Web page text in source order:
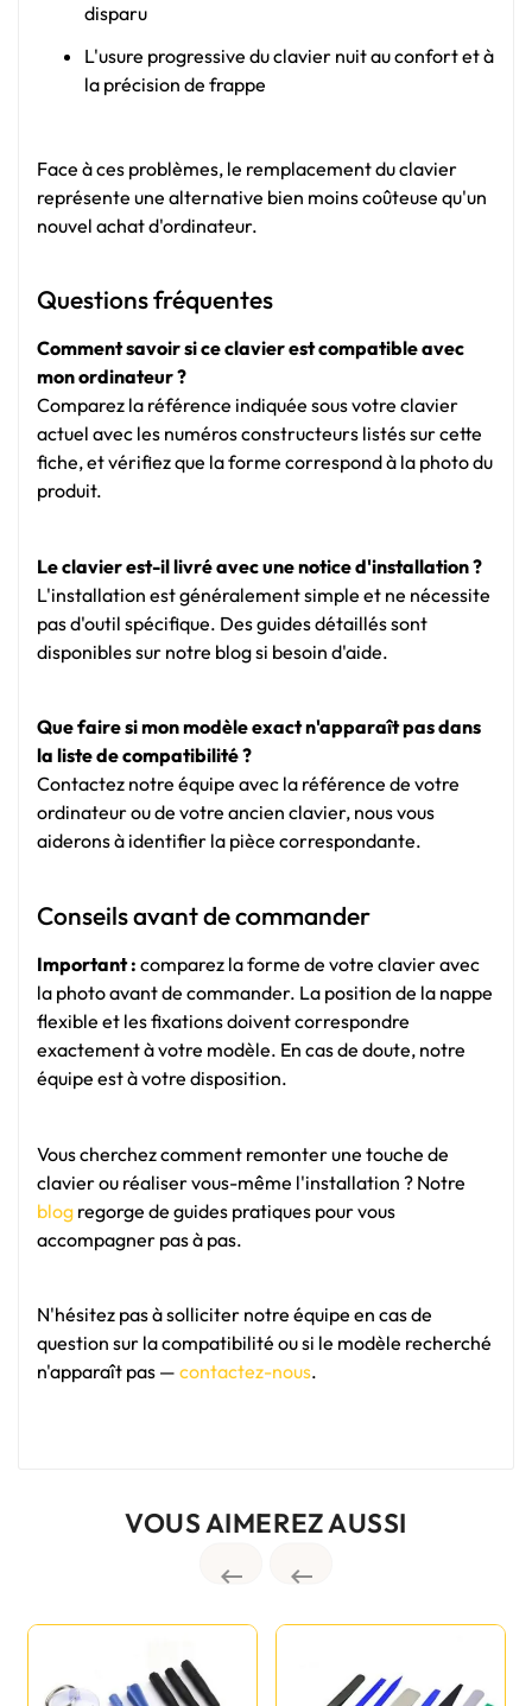
disparu
L'usure progressive du clavier nuit au confort et à
la précision de frappe
Face à ces problèmes, le remplacement du clavier
représente une alternative bien moins coûteuse qu'un
nouvel achat d'ordinateur.
Questions fréquentes
Comment savoir si ce clavier est compatible avec
mon ordinateur ?
Comparez la référence indiquée sous votre clavier
actuel avec les numéros constructeurs listés sur cette
fiche, et vérifiez que la forme correspond à la photo du
produit.
Le clavier est-il livré avec une notice d'installation ?
L'installation est généralement simple et ne nécessite
pas d'outil spécifique. Des guides détaillés sont
disponibles sur notre blog si besoin d'aide.
Que faire si mon modèle exact n'apparaît pas dans
la liste de compatibilité ?
Contactez notre équipe avec la référence de votre
ordinateur ou de votre ancien clavier, nous vous
aiderons à identifier la pièce correspondante.
Conseils avant de commander
Important : comparez la forme de votre clavier avec
la photo avant de commander. La position de la nappe
flexible et les fixations doivent correspondre
exactement à votre modèle. En cas de doute, notre
équipe est à votre disposition.
Vous cherchez comment remonter une touche de
clavier ou réaliser vous-même l'installation ? Notre
blog regorge de guides pratiques pour vous
accompagner pas à pas.
N'hésitez pas à solliciter notre équipe en cas de
question sur la compatibilité ou si le modèle recherché
n'apparaît pas — contactez-nous.
VOUS AIMEREZ AUSSI
 